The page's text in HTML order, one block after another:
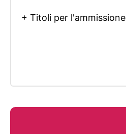
+ Titoli per l'ammissione